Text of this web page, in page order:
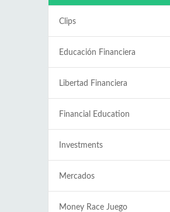
Clips
Educación Financiera
Libertad Financiera
Financial Education
Investments
Mercados
Money Race Juego